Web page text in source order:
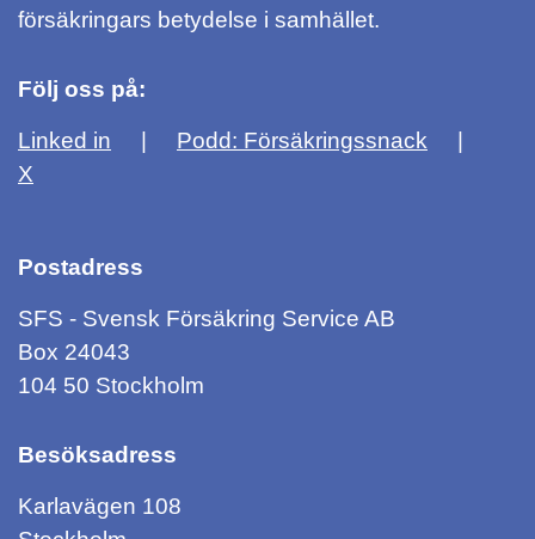
försäkringars betydelse i samhället.
Följ oss på:
Linked in
Podd: Försäkringssnack
X
Postadress
SFS - Svensk Försäkring Service AB
Box 24043
104 50 Stockholm
Besöksadress
Karlavägen 108